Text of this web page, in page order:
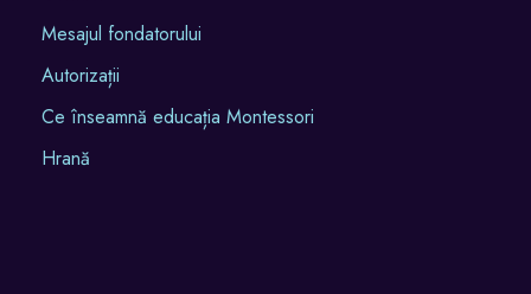
Mesajul fondatorului
Autorizații
Ce înseamnă educația Montessori
Hrană